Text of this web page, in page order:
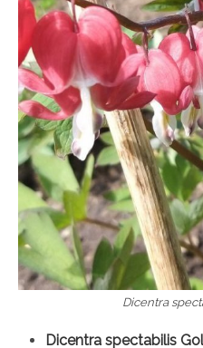
Dicentra
Dicentra spectabilis